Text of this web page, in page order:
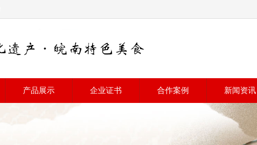
产品展示 企业证书 合作案例 新闻资讯